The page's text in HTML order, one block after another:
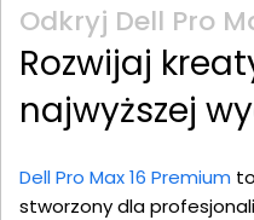
Odkryj Dell Pro
Rozwijaj
najwyższej
Dell Pro Max 16 Premium
stworzony dla